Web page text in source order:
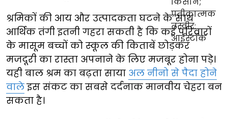
श्रमिकों की आय और उत्पादकता घटने के साथ
आर्थिक तंगी इतनी गहरा सकती है कि कई परिवारों
के मासूम बच्चों को स्कूल की किताबें छोड़कर
मजदूरी का रास्ता अपनाने के लिए मजबूर होना पड़े।
यही बाल श्रम का बढ़ता साया अल नीनो से पैदा होने
वालेइस संकट का सबसे दर्दनाक मानवीय चेहरा बन
सकता है।